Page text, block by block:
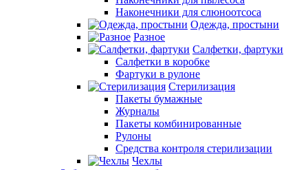
Наконечники для слюноотсоса
Одежда, простыни
Разное
Салфетки, фартуки
Салфетки в коробке
Фартуки в рулоне
Стерилизация
Пакеты бумажные
Журналы
Пакеты комбинированные
Рулоны
Средства контроля стерилизации
Чехлы